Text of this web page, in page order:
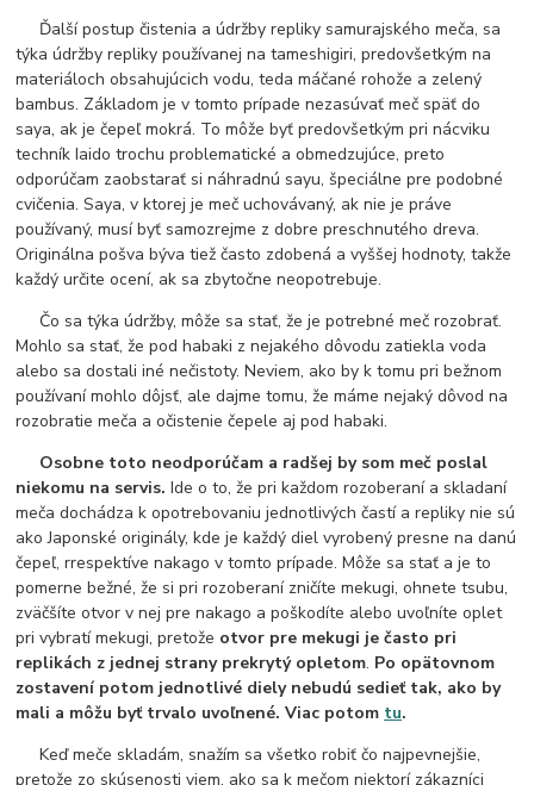
Ďalší postup čistenia a údržby repliky samurajského meča, sa
týka údržby repliky používanej na tameshigiri, predovšetkým na
materiáloch obsahujúcich vodu, teda máčané rohože a zelený
bambus. Základom je v tomto prípade nezasúvať meč späť do
saya, ak je čepeľ mokrá. To môže byť predovšetkým pri nácviku
techník Iaido trochu problematické a obmedzujúce, preto
odporúčam zaobstarať si náhradnú sayu, špeciálne pre podobné
cvičenia. Saya, v ktorej je meč uchovávaný, ak nie je práve
používaný, musí byť samozrejme z dobre preschnutého dreva.
Originálna pošva býva tiež často zdobená a vyššej hodnoty, takže
každý určite ocení, ak sa zbytočne neopotrebuje.
Čo sa týka údržby, môže sa stať, že je potrebné meč rozobrať.
Mohlo sa stať, že pod habaki z nejakého dôvodu zatiekla voda
alebo sa dostali iné nečistoty. Neviem, ako by k tomu pri bežnom
používaní mohlo dôjsť, ale dajme tomu, že máme nejaký dôvod na
rozobratie meča a očistenie čepele aj pod habaki.
Osobne toto neodporúčam a radšej by som meč poslal
niekomu na servis.Ide o to, že pri každom rozoberaní a skladaní
meča dochádza k opotrebovaniu jednotlivých častí a repliky nie sú
ako Japonské originály, kde je každý diel vyrobený presne na danú
čepeľ, rrespektíve nakago v tomto prípade. Môže sa stať a je to
pomerne bežné, že si pri rozoberaní zničíte mekugi, ohnete tsubu,
zväčšíte otvor v nej pre nakago a poškodíte alebo uvoľníte oplet
pri vybratí mekugi, pretože otvor pre mekugi je často pri
replikách z jednej strany prekrytý opletom. Po opätovnom
zostavení potom jednotlivé diely nebudú sedieť tak, ako by
mali a môžu byť trvalo uvoľnené. Viac potom tu.
Keď meče skladám, snažím sa všetko robiť čo najpevnejšie,
pretože zo skúsenosti viem, ako sa k mečom niektorí zákazníci